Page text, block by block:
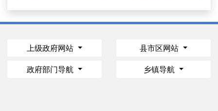
上级政府网站 县市区网站
政府部门导航 乡镇导航